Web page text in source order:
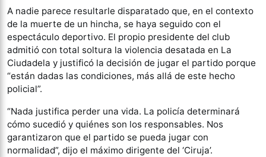
A nadie parece resultarle disparatado que, en el contexto
de la muerte de un hincha, se haya seguido con el
espectáculo deportivo. El propio presidente del club
admitió con total soltura la violencia desatada en La
Ciudadela y justificó la decisión de jugar el partido porque
“están dadas las condiciones, más allá de este hecho
policial”.
“Nada justifica perder una vida. La policía determinará
cómo sucedió y quiénes son los responsables. Nos
garantizaron que el partido se pueda jugar con
normalidad”, dijo el máximo dirigente del ‘Ciruja’.